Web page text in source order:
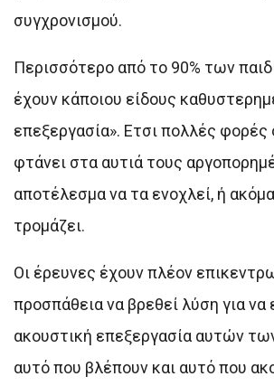
συγχρονισμού.
Περισσότερο από το 90% των
έχουν κάποιου είδους
επεξεργασία». Ετσι πολλές φορές
φτάνει στα αυτιά τους
αποτέλεσμα να τα ενοχλεί, ή
τρομάζει.
Οι έρευνες έχουν πλέον
προσπάθεια να βρεθεί λύση για να
ακουστική επεξεργασία αυτών
αυτό που βλέπουν και αυτό που